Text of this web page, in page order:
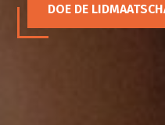
DOE DE